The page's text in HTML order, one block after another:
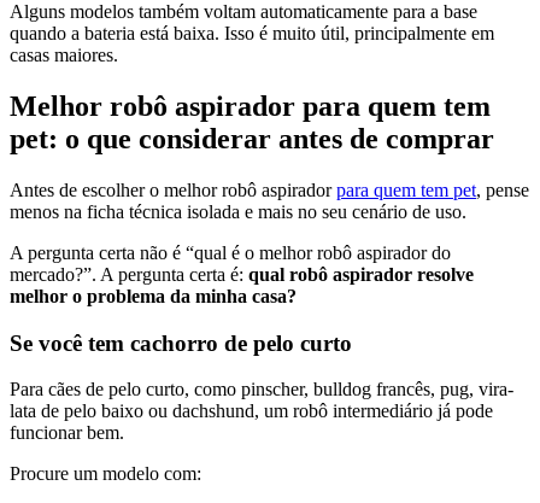
Alguns modelos também voltam automaticamente para a base
quando a bateria está baixa. Isso é muito útil, principalmente em
casas maiores.
Melhor robô aspirador para quem tem
pet: o que considerar antes de comprar
Antes de escolher o melhor robô aspiradorpara quem tem pet, pense
menos na ficha técnica isolada e mais no seu cenário de uso.
A pergunta certa não é “qual é o melhor robô aspirador do
mercado?”. A pergunta certa é: qual robô aspirador resolve
melhor o problema da minha casa?
Se você tem cachorro de pelo curto
Para cães de pelo curto, como pinscher, bulldog francês, pug, vira-
lata de pelo baixo ou dachshund, um robô intermediário já pode
funcionar bem.
Procure um modelo com: